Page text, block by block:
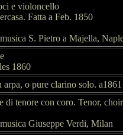
e violoncello
Fatta a Feb. 1850
S. Pietro a Majella,
1860
o pure clarino solo. a1861
di tenore con coro. Tenor,
Giuseppe Verdi, Milan